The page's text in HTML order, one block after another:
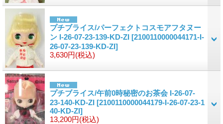
プチブライス/パーフェクトコスモアフタヌー
ン I-26-07-23-139-KD-ZI [2100110000044171-I-
26-07-23-139-KD-ZI]
3,630円(税込)
プチブライス/午前0時秘密のお茶会 I-26-07-
23-140-KD-ZI [2100110000044179-I-26-07-23-1
40-KD-ZI]
13,200円(税込)